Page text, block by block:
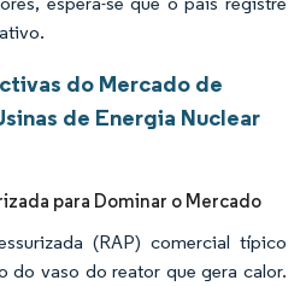
do Mercado de
de Energia Nuclear
para Dominar o Mercado
(RAP) comercial típico
do vaso do reator que gera calor.